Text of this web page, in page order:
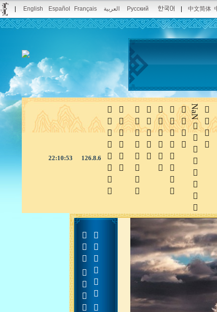
English Español Français العربية Русский 中文简体
22:10:54 126.8.6 
 
NaN




